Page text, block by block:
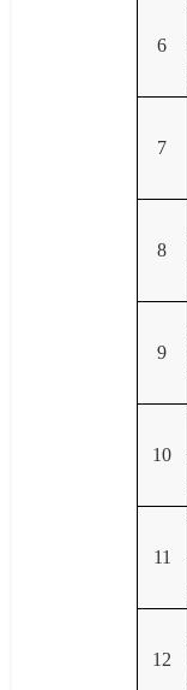
6
7
8
9
10
11
12